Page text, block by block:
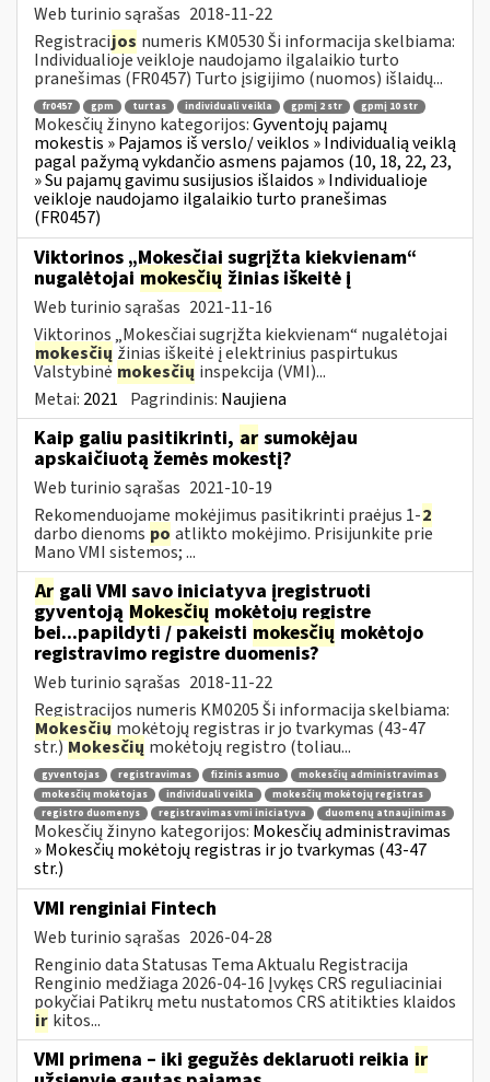
Web turinio sąrašas 2018-11-22
Registracijos numeris KM0530 Ši informacija skelbiama:
Individualioje veikloje naudojamo ilgalaikio turto
pranešimas (FR0457) Turto įsigijimo (nuomos) išlaidų...
fr0457 gpm turtas individuali veikla gpmį 2 str gpmį 10 str
Mokesčių žinyno kategorijos:Gyventojų pajamų
mokestis » Pajamos iš verslo/ veiklos » Individualią veiklą
pagal pažymą vykdančio asmens pajamos (10, 18, 22, 23,
» Su pajamų gavimu susijusios išlaidos » Individualioje
veikloje naudojamo ilgalaikio turto pranešimas
(FR0457)
Viktorinos „Mokesčiai sugrįžta kiekvienam“
nugalėtojai mokesčių žinias iškeitė į
Web turinio sąrašas 2021-11-16
Viktorinos „Mokesčiai sugrįžta kiekvienam“ nugalėtojai
mokesčių žinias iškeitė į elektrinius paspirtukus
Valstybinė mokesčių inspekcija (VMI)...
Metai: 2021 Pagrindinis: Naujiena
Kaip galiu pasitikrinti, ar sumokėjau
apskaičiuotą žemės mokestį?
Web turinio sąrašas 2021-10-19
Rekomenduojame mokėjimus pasitikrinti praėjus 1-2
darbo dienoms po atlikto mokėjimo. Prisijunkite prie
Mano VMI sistemos; ...
Ar gali VMI savo iniciatyva įregistruoti
gyventoją Mokesčių mokėtojų registre
bei...papildyti / pakeisti mokesčių mokėtojo
registravimo registre duomenis?
Web turinio sąrašas 2018-11-22
Registracijos numeris KM0205 Ši informacija skelbiama:
Mokesčių mokėtojų registras ir jo tvarkymas (43-47
str.)Mokesčių mokėtojų registro (toliau...
gyventojas registravimas fizinis asmuo
mokesčių administravimas
mokesčių mokėtojas
individuali veikla
mokesčių mokėtojų registras
registro duomenys
registravimas vmi iniciatyva duomenų atnaujinimas
Mokesčių žinyno kategorijos: Mokesčių administravimas
» Mokesčių mokėtojų registras ir jo tvarkymas (43-47
str.)
VMI renginiai Fintech
Web turinio sąrašas 2026-04-28
Renginio data Statusas Tema Aktualu Registracija
Renginio medžiaga 2026-04-16 Įvykęs CRS reguliaciniai
pokyčiai Patikrų metu nustatomos CRS atitikties klaidos
ir kitos...
VMI primena – iki gegužės deklaruoti reikia ir